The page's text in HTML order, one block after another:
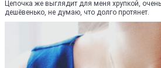
Цепочка же выглядит для меня хрупкой,
дешёвенько, не думаю, что долго протянет.